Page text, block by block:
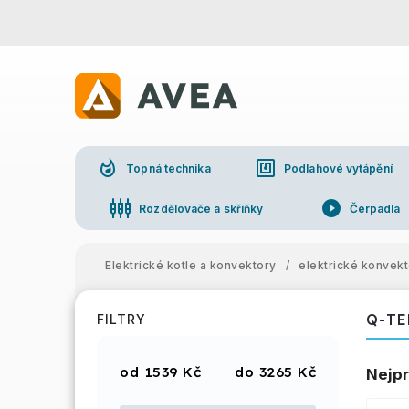
whatshot Topná technika nfc Podlahové vytápění
settings_input_component Rozdělovače a skříňky play_circle_filled Čerpadla
Elektrické kotle a konvektory / elektrické
FILTRY
1539 Kč 3265 Kč
Q-